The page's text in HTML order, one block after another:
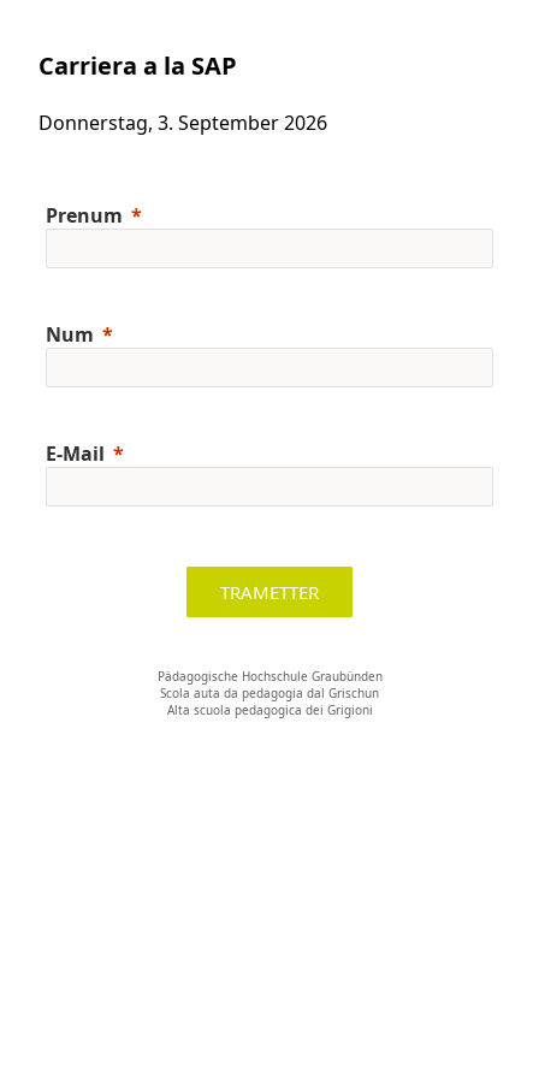
Carriera a la SAP
Donnerstag, 3. September 2026
Prenum
Num
E-Mail
TRAMETTER
Pädagogische Hochschule Graubünden
Scola auta da pedagogia dal Grischun
Alta scuola pedagogica dei Grigioni